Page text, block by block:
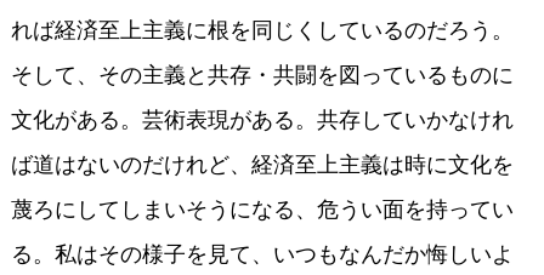
れば経済至上主義に根を同じくしているのだろう。
そして、その主義と共存・共闘を図っているものに
文化がある。芸術表現がある。共存していかなけれ
ば道はないのだけれど、経済至上主義は時に文化を
蔑ろにしてしまいそうになる、危うい面を持ってい
る。私はその様子を見て、いつもなんだか悔しいよ